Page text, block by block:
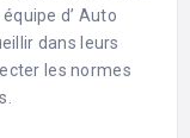
d’ Auto
dans leurs
les normes